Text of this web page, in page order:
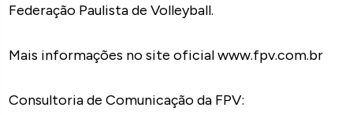
Federação Paulista de Volleyball.
Mais informações no site oficial www.fpv.com.br
Consultoria de Comunicação da FPV: